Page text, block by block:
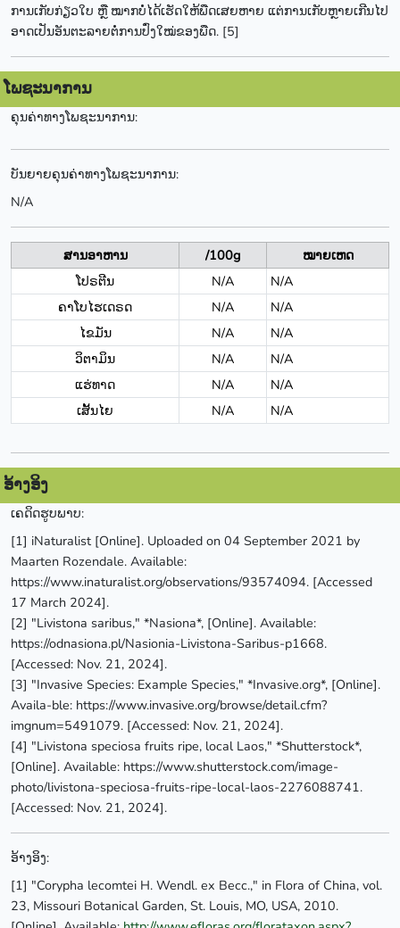
ການເກັບກ່ຽວໃບ ຫຼື ໝາກບໍ່ໄດ້ເຮັດໃຫ້ພືດເສຍຫາຍ ແຕ່ການເກັບຫຼາຍເກີນໄປ
ອາດເປັນອັນຕະລາຍຕໍ່ການປົ່ງໃໝ່ຂອງພືດ. [5]
ໂພຊະນາການ
ຄຸນຄ່າທາງໂພຊະນາການ:
ບັນຍາຍຄຸນຄ່າທາງໂພຊະນາການ:
N/A
ສານອາຫານ /100g
ໝາຍເຫດ
ໂປຣຕີນ
N/A
N/A
ຄາໂບໄຮເດຣດ
N/A
N/A
ໄຂມັນ
N/A
N/A
ວິຕາມິນ
N/A
N/A
ແຮ່ທາດ
N/A
N/A
ເສັ້ນໄຍ
N/A N/A
ອ້າງອິງ
ເຄດິດຮູບພາບ:
[1] iNaturalist [Online]. Uploaded on 04 September 2021 by
Maarten Rozendale. Available:
https://www.inaturalist.org/observations/93574094. [Accessed
17 March 2024].
[2] "Livistona saribus," *Nasiona*, [Online]. Available:
https://odnasiona.pl/Nasionia-Livistona-Saribus-p1668.
[Accessed: Nov. 21, 2024].
[3] "Invasive Species: Example Species," *Invasive.org*, [Online].
Availa-ble: https://www.invasive.org/browse/detail.cfm?
imgnum=5491079. [Accessed: Nov. 21, 2024].
[4] "Livistona speciosa fruits ripe, local Laos," *Shutterstock*,
[Online]. Available: https://www.shutterstock.com/image-
photo/livistona-speciosa-fruits-ripe-local-laos-2276088741.
[Accessed: Nov. 21, 2024].
ອ້າງອິງ:
[1] "Corypha lecomtei H. Wendl. ex Becc.," in Flora of China, vol.
23, Missouri Botanical Garden, St. Louis, MO, USA, 2010.